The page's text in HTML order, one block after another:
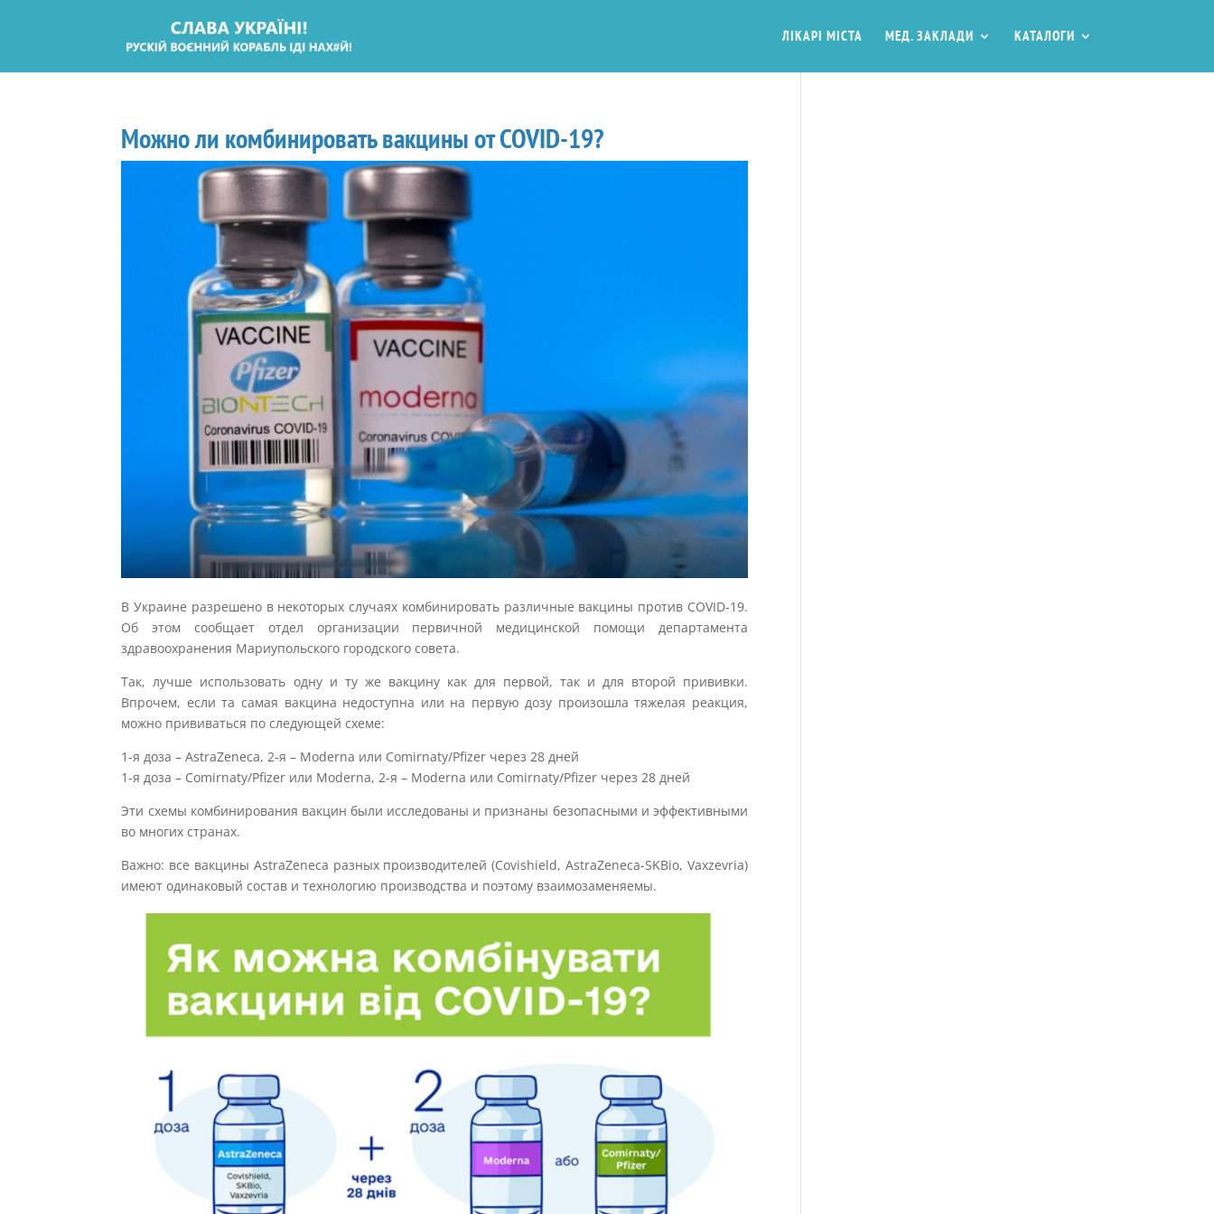
ЛІКАРІ МІСТА МЕД. ЗАКЛАДИ КАТАЛОГИ
Можно ли комбинировать вакцины от COVID-19?
В Украине разрешено в некоторых случаях комбинировать различные вакцины против COVID-19.
Об этом сообщает отдел организации первичной медицинской помощи департамента
здравоохранения Мариупольского городского совета.
Так, лучше использовать одну и ту же вакцину как для первой, так и для второй прививки.
Впрочем, если та самая вакцина недоступна или на первую дозу произошла тяжелая реакция,
можно прививаться по следующей схеме:
1-я доза – AstraZeneca, 2-я – Moderna или Comirnaty/Pfizer через 28 дней
1-я доза – Comirnaty/Pfizer или Moderna, 2-я – Moderna или Comirnaty/Pfizer через 28 дней
Эти схемы комбинирования вакцин были исследованы и признаны безопасными и эффективными
во многих странах.
Важно: все вакцины AstraZeneca разных производителей (Covishield, AstraZeneca-SKBio, Vaxzevria)
имеют одинаковый состав и технологию производства и поэтому взаимозаменяемы.